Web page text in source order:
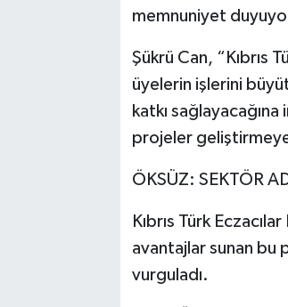
memnuniyet
Şükrü Can, “Kıbrıs
üyelerin işlerini
katkı
projeler
ÖKSÜZ: SEKTÖR
Kıbrıs Türk
avantajlar sunan bu
vurguladı.